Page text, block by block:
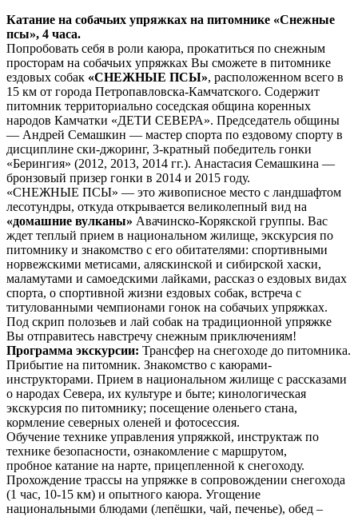
Катание на собачьих упряжках на питомнике «Снежные
псы», 4 часа.
Попробовать себя в роли каюра, прокатиться по снежным
просторам на собачьих упряжках Вы сможете в питомнике
ездовых собак «СНЕЖНЫЕ ПСЫ», расположенном всего в
15 км от города Петропавловска-Камчатского. Содержит
питомник территориально соседская община коренных
народов Камчатки «ДЕТИ СЕВЕРА». Председатель общины
— Андрей Семашкин — мастер спорта по ездовому спорту в
дисциплине ски-джоринг, 3-кратный победитель гонки
«Берингия» (2012, 2013, 2014 гг.). Анастасия Семашкина —
бронзовый призер гонки в 2014 и 2015 году.
«СНЕЖНЫЕ ПСЫ» — это живописное место с ландшафтом
лесотундры, откуда открывается великолепный вид на
«домашние вулканы» Авачинско-Корякской группы. Вас
ждет теплый прием в национальном жилище, экскурсия по
питомнику и знакомство с его обитателями: спортивными
норвежскими метисами, аляскинской и сибирской хаски,
маламутами и самоедскими лайками, рассказ о ездовых видах
спорта, о спортивной жизни ездовых собак, встреча с
титулованными чемпионами гонок на собачьих упряжках.
Под скрип полозьев и лай собак на традиционной упряжке
Вы отправитесь навстречу снежным приключениям!
Программа экскурсии: Трансфер на снегоходе до питомника.
Прибытие на питомник. Знакомство с каюрами-
инструкторами. Прием в национальном жилище с рассказами
о народах Севера, их культуре и быте; кинологическая
экскурсия по питомнику; посещение оленьего стана,
кормление северных оленей и фотосессия.
Обучение технике управления упряжкой, инструктаж по
технике безопасности, ознакомление с маршрутом,
пробное катание на нарте, прицепленной к снегоходу.
Прохождение трассы на упряжке в сопровождении снегохода
(1 час, 10-15 км) и опытного каюра. Угощение
национальными блюдами (лепёшки, чай, печенье), обед –